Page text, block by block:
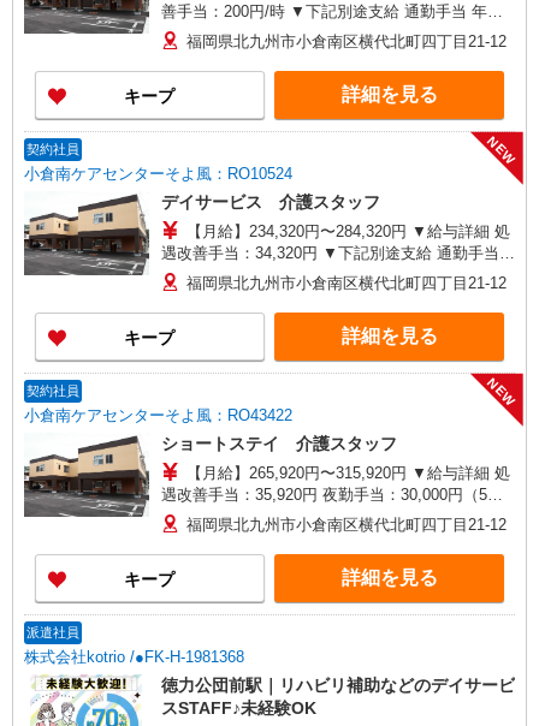
善手当：200円/時 ▼下記別途支給 通勤手当 年末
年始手当：380円/時 寸志あり：年2回（6月・12
月） ※業績による ※処遇改善手当は試用期間中(3
ヶ月)は支給なし
福岡県北九州市小倉南区横代北町四丁目21-12
キープ 詳細を見る
契約社員
小倉南ケアセンターそよ風：RO10524
NEW
デイサービス 介護スタッフ
【月給】234,320円〜284,320円 ▼給与詳細 処
遇改善手当：34,320円 ▼下記別途支給 通勤手当
年末年始手当：380円/時 寸志あり：年2回（6月・
12月） ※業績による 特別報酬：平均33.8万円（最
高額130万円） ※2025年6月支給実績 ※処遇改善
手当は試用期間中(3ヶ月)は支給なし
福岡県北九州市小倉南区横代北町四丁目21-12
キープ 詳細を見る
契約社員
小倉南ケアセンターそよ風：RO43422
NEW
ショートステイ 介護スタッフ
【月給】265,920円〜315,920円 ▼給与詳細 処
遇改善手当：35,920円 夜勤手当：30,000円（5回
分） ※6回目以降は1回6,000円支給 ▼下記別途支
給 通勤手当 年末年始手当：380円/時 寸志あり：
年2回（6月・12月） ※業績による 特別報酬：平
均34.1万円（最高額135万円） ※2025年6月支給実
績 ※処遇改善手当は試用期間中(3ヶ月)は支給なし
福岡県北九州市小倉南区横代北町四丁目21-12
キープ 詳細を見る
派遣社員
株式会社kotrio /●FK-H-1981368
徳力公団前駅｜リハビリ補助などのデイサービ
スSTAFF♪未経験OK